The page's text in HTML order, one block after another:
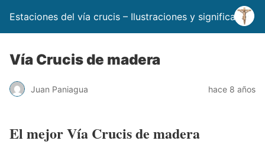
Estaciones del vía crucis – Ilustraciones y significado
Vía Crucis de madera
Juan Paniagua hace 8 años
El mejor Vía Crucis de madera